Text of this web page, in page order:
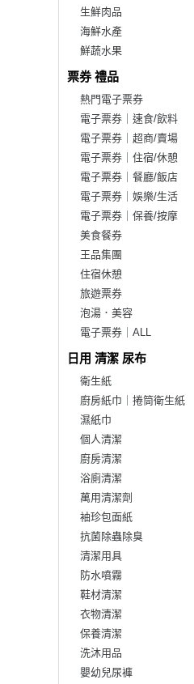
生鮮肉品
海鮮水產
鮮蔬水果
票券 禮品
熱門電子票券
電子票券｜速食/飲料
電子票券｜超商/賣場
電子票券｜住宿/休憩
電子票券｜餐廳/飯店
電子票券｜娛樂/生活
電子票券｜保養/按摩
美食餐券
王品集團
住宿休憩
旅遊票券
泡湯．美容
電子票券｜ALL
日用 清潔 尿布
衛生紙
廚房紙巾｜捲筒衛生紙
濕紙巾
個人清潔
廚房清潔
浴廁清潔
萬用清潔劑
袖珍包面紙
抗菌除蟲除臭
清潔用具
防水噴霧
鞋材清潔
衣物清潔
保養清潔
洗沐用品
嬰幼兒尿褲